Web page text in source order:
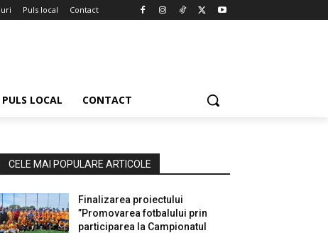
Puls local Contact
PULS LOCAL CONTACT
CELE MAI POPULARE ARTICOLE
Finalizarea proiectului
”Promovarea fotbalului prin
participarea la Campionatul